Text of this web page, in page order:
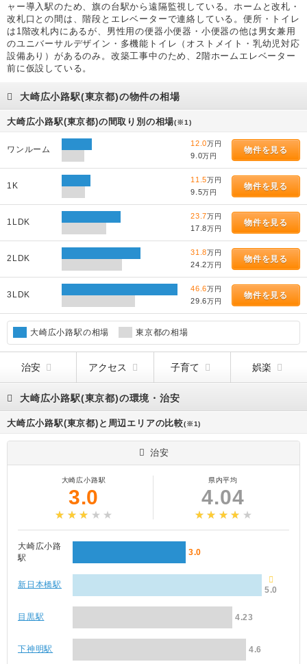
ャー導入駅のため、旗の台駅から遠隔監視している。ホームと改札・
改札口との間は、階段とエレベーターで連絡している。便所・トイレ
は1階改札内にあるが、男性用の便器小便器・小便器の他は男女兼用
のユニバーサルデザイン・多機能トイレ（オストメイト・乳幼児対応
設備あり）があるのみ。改築工事中のため、2階ホームエレベーター
前に仮設している。
大崎広小路駅(東京都)の物件の相場
大崎広小路駅(東京都)の間取り別の相場(※1)
ワンルーム
12.0万円
9.0万円
物件を見る
1K
11.5万円
9.5万円
物件を見る
1LDK
23.7万円
17.8万円
物件を見る
2LDK
31.8万円
24.2万円
物件を見る
3LDK
46.6万円
29.6万円
物件を見る
大崎広小路駅の相場 東京都の相場
治安 アクセス 子育て 娯楽
大崎広小路駅(東京都)の環境・治安
大崎広小路駅(東京都)と周辺エリアの比較(※1)
治安
大崎広小路駅
3.0
県内平均
4.04
大崎広小路
駅
3.0
新日本橋駅
5.0
目黒駅 4.23
下神明駅 4.6